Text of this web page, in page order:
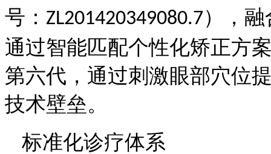
号： ZL201420349080.7），
通过智能匹配个性化矫正方
第六代，通过刺激眼部穴位
技术壁垒。
标准化诊疗体系